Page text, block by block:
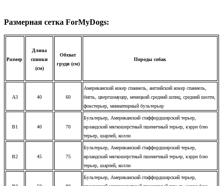
Размерная сетка ForMyDogs:
Размер
Длина
спинки
(см)
Обхват
груди (см)
Породы собак
A3 40 60
Американский кокер спаниель, английский кокер спаниель,
бигль, цвергшнауцер, немецкий средний шпиц, средний шелти,
фокстерьер, миниатюрный бультерьер
B1 40 70
Бультерьер, Американский стаффордширский терьер,
ирландский мягкошерстный пшеничный терьер, кэрри блю
терьер, шарпей, колли
B2 45 75
Бультерьер, Американский стаффордширский терьер,
ирландский мягкошерстный пшеничный терьер, кэрри блю
терьер, шарпей, колли
Бультерьер, Американский стаффордширский терьер,